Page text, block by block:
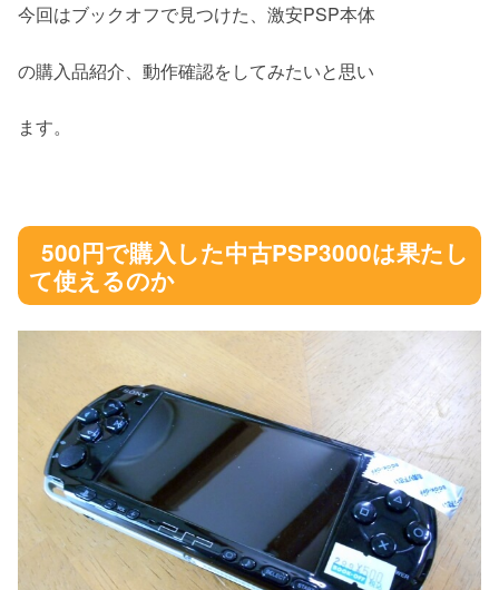
今回はブックオフで見つけた、激安PSP本体
の購入品紹介、動作確認をしてみたいと思い
ます。
500円で購入した中古PSP3000は果たし
て使えるのか